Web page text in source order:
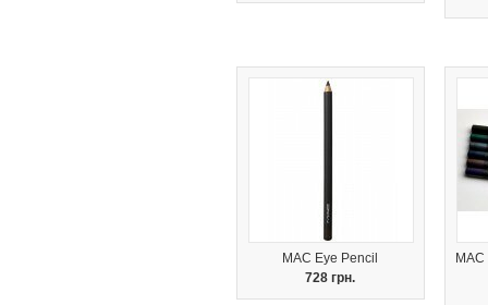
MAC Eye Pencil
728 грн.